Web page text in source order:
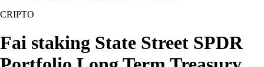
CRIPTO
Fai staking State Street SPDR